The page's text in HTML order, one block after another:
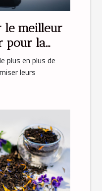
le meilleur
pour la
plus en plus de
leurs